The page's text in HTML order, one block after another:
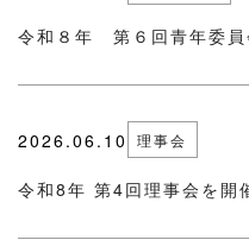
令和８年 第６回青年委員
2026.06.10 理事会
令和8年 第4回理事会を開